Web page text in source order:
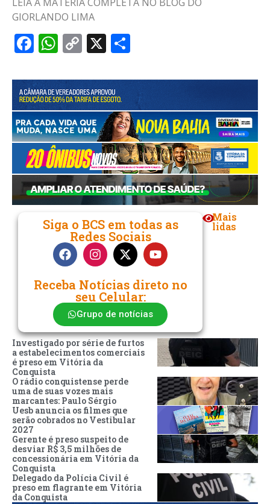
GIORLANDO LIMA
Facebook
WhatsApp
Copy
X
Siga o BCS em todas as
Redes Sociais
Receba Notícias direto no
seu Celular:
Grupo de notícias
Mais
lidas
Investigado por série de furtos
a estabelecimentos comerciais
é preso em Vitória da
Conquista
O rádio conquistense perde
uma de suas vozes mais
marcantes: Paulo Sérgio
Uesb anuncia os filmes que
serão cobrados no Vestibular
2027
Gerente é preso suspeito de
desviar R$ 3,5 milhões de
concessionária em Vitória da
Conquista
Delegado da Polícia Civil é
preso em flagrante em Vitória
da Conquista